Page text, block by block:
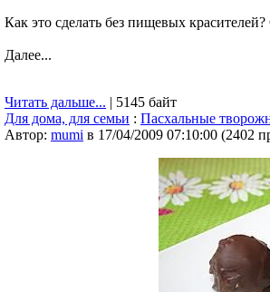
Как это сделать без пищевых
Далее...
Читать дальше... | 5145 байт
Для дома, для семьи : Пасхальные
Автор: mumi в 17/04/2009 07:10:00 (2402